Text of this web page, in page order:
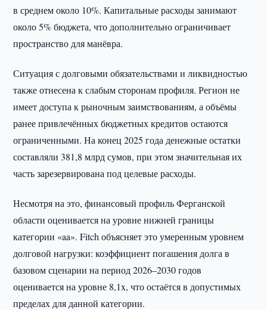
в среднем около 10%. Капитальные расходы занимают
около 5% бюджета, что дополнительно ограничивает
пространство для манёвра.
Ситуация с долговыми обязательствами и ликвидностью
также отнесена к слабым сторонам профиля. Регион не
имеет доступа к рыночным заимствованиям, а объёмы
ранее привлечённых бюджетных кредитов остаются
ограниченными. На конец 2025 года денежные остатки
составляли 381,8 млрд сумов, при этом значительная их
часть зарезервирована под целевые расходы.
Несмотря на это, финансовый профиль Ферганской
области оценивается на уровне нижней границы
категории «aa». Fitch объясняет это умеренным уровнем
долговой нагрузки: коэффициент погашения долга в
базовом сценарии на период 2026–2030 годов
оценивается на уровне 8,1x, что остаётся в допустимых
пределах для данной категории.